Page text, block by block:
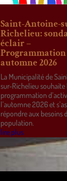
Saint-Antoine-
Richelieu:
éclair –
Programmation
automne 2026
La Municipalité de
sur-Richelieu
programmation
l’automne 2026 et
répondre aux besoins
population.
lire plus